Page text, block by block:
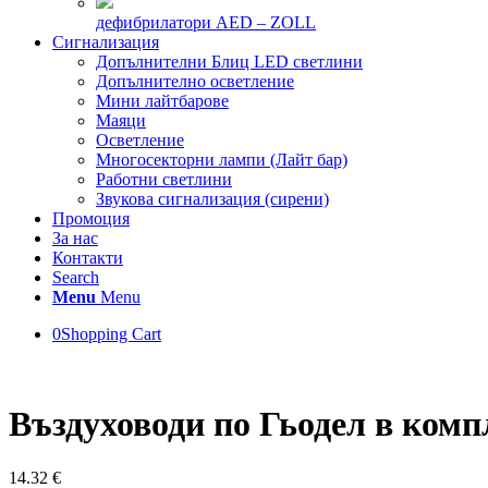
дефибрилатори AED – ZOLL
Сигнализация
Допълнителни Блиц LED светлини
Допълнително осветление
Мини лайтбарове
Маяци
Осветление
Многосекторни лампи (Лайт бар)
Работни светлини
Звукова сигнализация (сирени)
Промоция
За нас
Контакти
Search
Menu Menu
0Shopping Cart
Въздуховоди по Гьодел в
14.32 €